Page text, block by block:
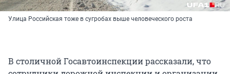
Улица Российская тоже в сугробах выше человеческого роста
В столичной Госавтоинспекции рассказали, что